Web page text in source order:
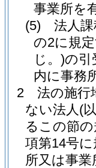
事業所を
(5)
法人
の2に規
じ。)の引
内に事務
2
法の施行
ない法人(
るこの節
項第14号
所又は事